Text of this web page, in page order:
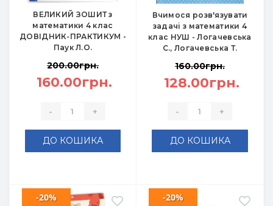
ВЕЛИКИЙ ЗОШИТ з
математики 4 клас
ДОВІДНИК-ПРАКТИКУМ -
Паук Л.О.
200.00грн.
160.00грн.
- +
ДО КОШИКА
Вчимося розв'язувати
задачі з математики 4
клас НУШ - Логачевська
С., Логачевська Т.
160.00грн.
128.00грн.
- +
ДО КОШИКА
-20% -20%